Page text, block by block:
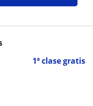
1ª clase gratis